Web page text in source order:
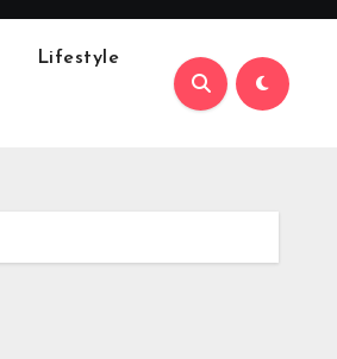
Lifestyle